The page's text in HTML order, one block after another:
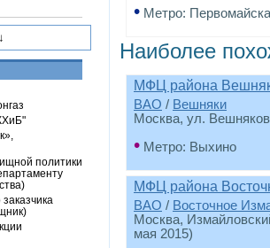
• Метро:
Наиболее
МФЦ района
ВАО / Вешняки
Москва, ул.
• Метро: Выхино
МФЦ района
ВАО / Восточное
Москва,
мая 2015)
политики